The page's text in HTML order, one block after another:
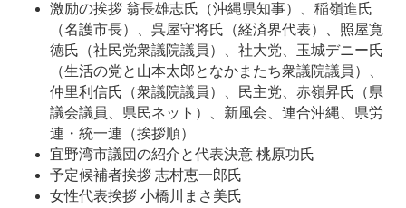
激励の挨拶 翁長雄志氏（沖縄県知事）、稲嶺進氏
（名護市長）、呉屋守将氏（経済界代表）、照屋寛
徳氏（社民党衆議院議員）、社大党、玉城デニー氏
（生活の党と山本太郎となかまたち衆議院議員）、
仲里利信氏（衆議院議員）、民主党、赤嶺昇氏（県
議会議員、県民ネット）、新風会、連合沖縄、県労
連・統一連（挨拶順）
宜野湾市議団の紹介と代表決意 桃原功氏
予定候補者挨拶 志村恵一郎氏
女性代表挨拶 小橋川まさ美氏